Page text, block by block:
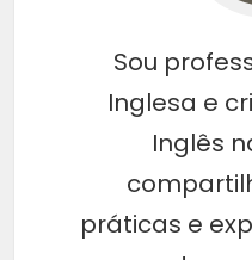
Sou
Inglesa e
Inglês
práticas e